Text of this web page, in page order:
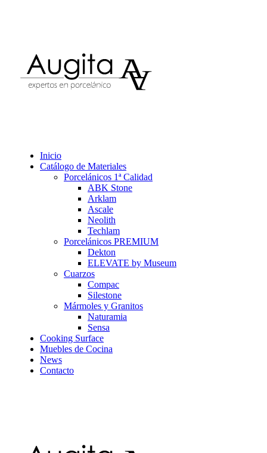
Inicio
Catálogo de Materiales
Porcelánicos 1ª Calidad
ABK Stone
Arklam
Ascale
Neolith
Techlam
Porcelánicos PREMIUM
Dekton
ELEVATE by Museum
Cuarzos
Compac
Silestone
Mármoles y Granitos
Naturamia
Sensa
Cooking Surface
Muebles de Cocina
News
Contacto